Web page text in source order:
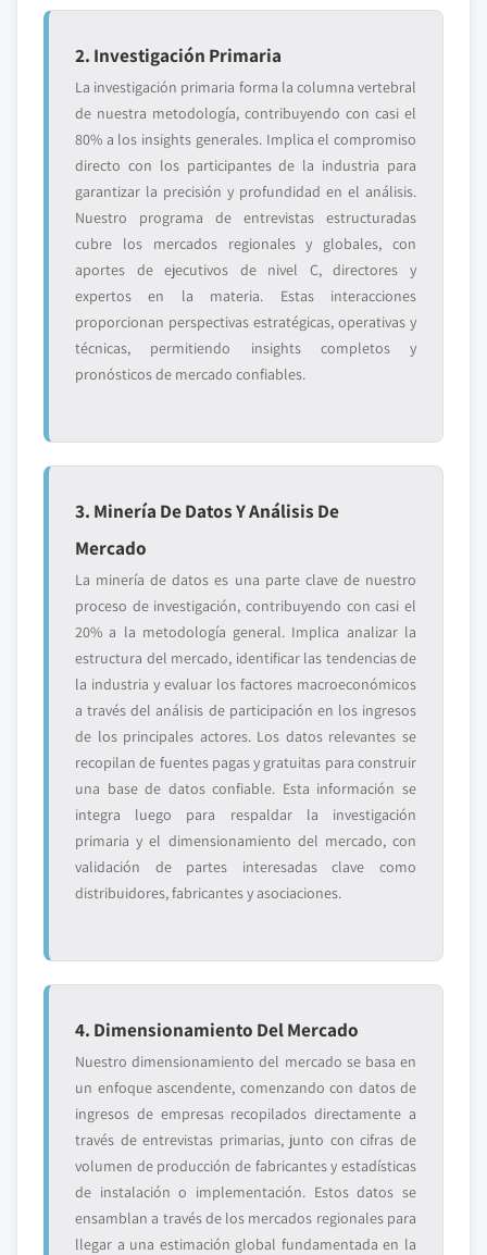
2. Investigación Primaria
La investigación primaria forma la columna vertebral
de nuestra metodología, contribuyendo con casi el
80% a los insights generales. Implica el compromiso
directo con los participantes de la industria para
garantizar la precisión y profundidad en el análisis.
Nuestro programa de entrevistas estructuradas
cubre los mercados regionales y globales, con
aportes de ejecutivos de nivel C, directores y
expertos en la materia. Estas interacciones
proporcionan perspectivas estratégicas, operativas y
técnicas, permitiendo insights completos y
pronósticos de mercado confiables.
3. Minería De Datos Y Análisis De
Mercado
La minería de datos es una parte clave de nuestro
proceso de investigación, contribuyendo con casi el
20% a la metodología general. Implica analizar la
estructura del mercado, identificar las tendencias de
la industria y evaluar los factores macroeconómicos
a través del análisis de participación en los ingresos
de los principales actores. Los datos relevantes se
recopilan de fuentes pagas y gratuitas para construir
una base de datos confiable. Esta información se
integra luego para respaldar la investigación
primaria y el dimensionamiento del mercado, con
validación de partes interesadas clave como
distribuidores, fabricantes y asociaciones.
4. Dimensionamiento Del Mercado
Nuestro dimensionamiento del mercado se basa en
un enfoque ascendente, comenzando con datos de
ingresos de empresas recopilados directamente a
través de entrevistas primarias, junto con cifras de
volumen de producción de fabricantes y estadísticas
de instalación o implementación. Estos datos se
ensamblan a través de los mercados regionales para
llegar a una estimación global fundamentada en la